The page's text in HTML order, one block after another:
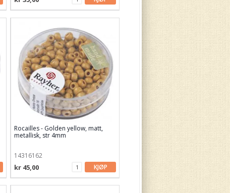
Rocailles - Golden yellow, matt,
metallisk, str 4mm
14316162
kr 45,00 KJØP